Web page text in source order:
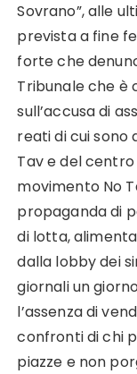
Sovrano”, alle
prevista a fine
forte che
Tribunale che è
sull’accusa di
reati di cui sono
Tav e del centro
movimento No
propaganda di
di lotta,
dalla lobby dei
giornali un
l’assenza di
confronti di chi
piazze e non